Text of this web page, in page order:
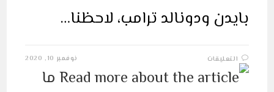
بايدن ودونالد ترامب، لاحظنا…
التعليقات
الذي
يعنيه
نوفمبر 10, 2020